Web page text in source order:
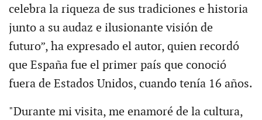
celebra la riqueza de sus tradiciones e historia
junto a su audaz e ilusionante visión de
futuro”, ha expresado el autor, quien recordó
que España fue el primer país que conoció
fuera de Estados Unidos, cuando tenía 16 años.
"Durante mi visita, me enamoré de la cultura,